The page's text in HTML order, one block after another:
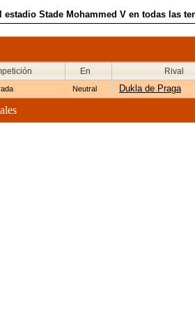
estadio Stade Mohammed V en todas las
En Rival
Neutral Dukla de Praga